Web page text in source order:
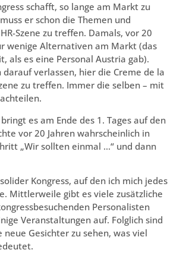
schafft, so lange am Markt zu
er schon die Themen und
Szene zu treffen. Damals, vor 20
wenige Alternativen am Markt (das
als es eine Personal Austria gab).
darauf verlassen, hier die Creme de la
zu treffen. Immer die selben – mit
es am Ende des 1. Tages auf den
vor 20 Jahren wahrscheinlich in
„Wir sollten einmal …“ und dann
Kongress, auf den ich mich jedes
Mittlerweile gibt es viele zusätzliche
Personalisten
Veranstaltungen auf. Folglich sind
neue Gesichter zu sehen, was viel